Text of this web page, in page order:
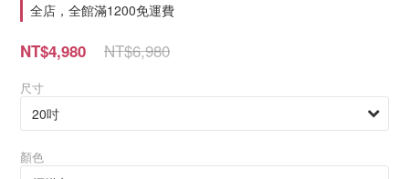
全店，全館滿1200免運費
NT$6,980
NT$4,980
尺寸
顏色